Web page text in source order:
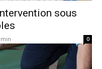
sous
min 0